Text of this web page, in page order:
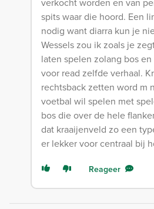
spits waar die hoord. Een
nodig want diarra kun je
Wessels zou ik zoals je
laten spelen zolang bos
voor read zelfde verhaal.
rechtsback zetten word m
voetbal wil spelen met
bos die over de hele
dat kraaijenveld zo een
er lekker voor centraal bij
Reageer